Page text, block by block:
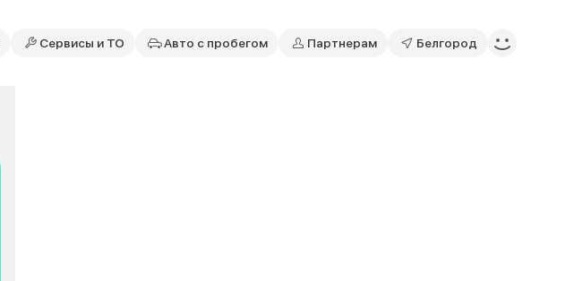
Сервисы и ТО Авто с пробегом Партнерам Белгород